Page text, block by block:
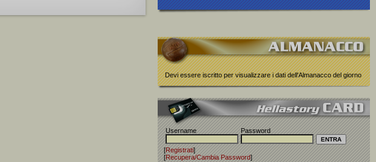
Devi essere iscritto per visualizzare i dati dell'Almanacco del giorno
Username Password
[Registrati]
[Recupera/Cambia Password]